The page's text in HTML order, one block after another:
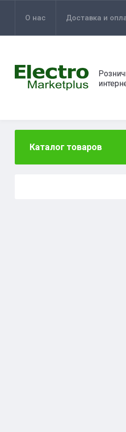
О нас Доставка и
Каталог товаров